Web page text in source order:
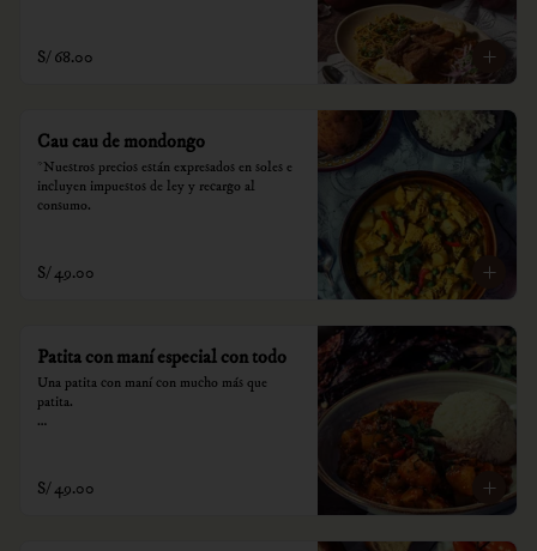
S/ 68.00
Cau cau de mondongo
*Nuestros precios están expresados en soles e
incluyen impuestos de ley y recargo al
consumo.
S/ 49.00
Patita con maní especial con todo
Una patita con maní con mucho más que
patita.
consumo.
S/ 49.00